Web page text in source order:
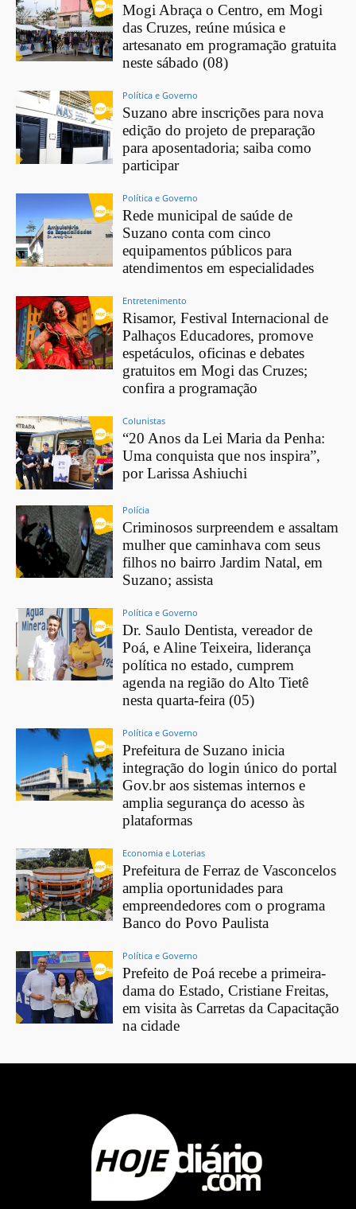
Mogi Abraça o Centro, em Mogi
das Cruzes, reúne música e
artesanato em programação gratuita
neste sábado (08)
Política e Governo
Suzano abre inscrições para nova
edição do projeto de preparação
para aposentadoria; saiba como
participar
Política e Governo
Rede municipal de saúde de
Suzano conta com cinco
equipamentos públicos para
atendimentos em especialidades
Entretenimento
Risamor, Festival Internacional de
Palhaços Educadores, promove
espetáculos, oficinas e debates
gratuitos em Mogi das Cruzes;
confira a programação
Colunistas
“20 Anos da Lei Maria da Penha:
Uma conquista que nos inspira”,
por Larissa Ashiuchi
Polícia
Criminosos surpreendem e assaltam
mulher que caminhava com seus
filhos no bairro Jardim Natal, em
Suzano; assista
Política e Governo
Dr. Saulo Dentista, vereador de
Poá, e Aline Teixeira, liderança
política no estado, cumprem
agenda na região do Alto Tietê
nesta quarta-feira (05)
Política e Governo
Prefeitura de Suzano inicia
integração do login único do portal
Gov.br aos sistemas internos e
amplia segurança do acesso às
plataformas
Economia e Loterias
Prefeitura de Ferraz de Vasconcelos
amplia oportunidades para
empreendedores com o programa
Banco do Povo Paulista
Política e Governo
Prefeito de Poá recebe a primeira-
dama do Estado, Cristiane Freitas,
em visita às Carretas da Capacitação
na cidade